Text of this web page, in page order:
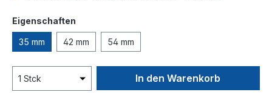
Eigenschaften
35 mm 42 mm 54 mm
In den Warenkorb